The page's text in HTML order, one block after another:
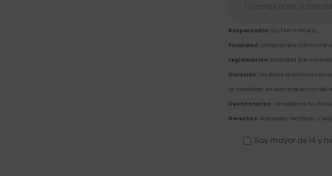
Responsable: SULTAN HIPICA SL.
Finalidad: contactarte e informarte
Legitimación: finalidad pre-
Duración: los datos se eliminan en
la newsletter, en cuanto te borras del
Destinatarios: no cedemos tus
Derechos: A acceder, rectificar, y
Soy mayor de 14 y